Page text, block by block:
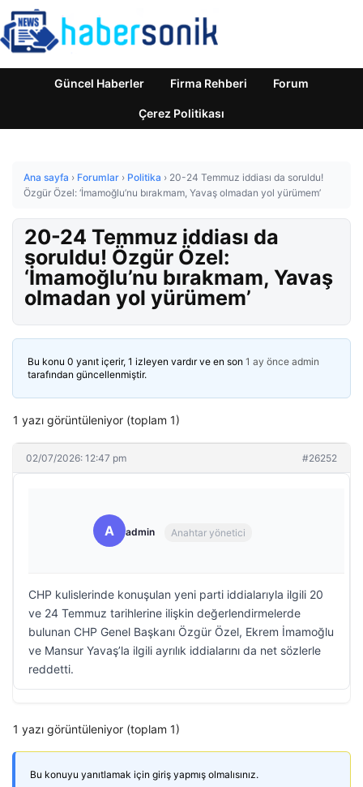
Güncel Haberler Firma Rehberi Forum
Çerez Politikası
Ana sayfa › Forumlar › Politika › 20-24 Temmuz iddiası da soruldu!
Özgür Özel: ‘İmamoğlu’nu bırakmam, Yavaş olmadan yol yürümem’
20-24 Temmuz iddiası da
soruldu! Özgür Özel:
‘İmamoğlu’nu bırakmam, Yavaş
olmadan yol yürümem’
Bu konu 0 yanıt içerir, 1 izleyen vardır ve en son 1 ay önce admin
tarafından güncellenmiştir.
1 yazı görüntüleniyor (toplam 1)
02/07/2026: 12:47 pm #26252
A admin Anahtar yönetici
CHP kulislerinde konuşulan yeni parti iddialarıyla ilgili 20
ve 24 Temmuz tarihlerine ilişkin değerlendirmelerde
bulunan CHP Genel Başkanı Özgür Özel, Ekrem İmamoğlu
ve Mansur Yavaş’la ilgili ayrılık iddialarını da net sözlerle
reddetti.
1 yazı görüntüleniyor (toplam 1)
Bu konuyu yanıtlamak için giriş yapmış olmalısınız.